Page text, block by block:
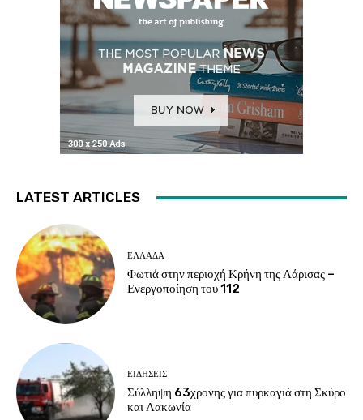
LATEST ARTICLES
ΕΛΛΑΔΑ
Φωτιά στην περιοχή Κρήνη της Λάρισας –
Ενεργοποίηση του 112
ΕΙΔΗΣΕΙΣ
Σύλληψη 63χρονης για πυρκαγιά στη Σκύρο
και Λακωνία